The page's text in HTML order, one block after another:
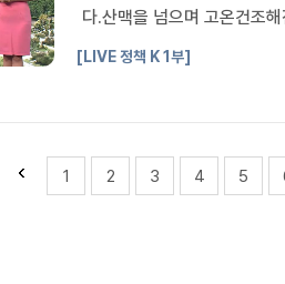
다.산맥을 넘으며 고온건조
권에도 첫 폭염중대경보가
[LIVE 정책 K 1부]
1 2 3 4 5